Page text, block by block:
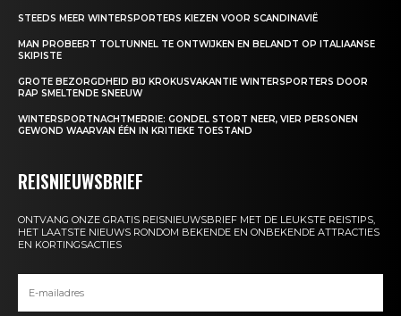
STEEDS MEER WINTERSPORTERS KIEZEN VOOR SCANDINAVIË
MAN PROBEERT TOLTUNNEL TE ONTWIJKEN EN BELANDT OP ITALIAANSE
SKIPISTE
GROTE BEZORGDHEID BIJ KROKUSVAKANTIE WINTERSPORTERS DOOR
RAP SMELTENDE SNEEUW
WINTERSPORTNACHTMERRIE: GONDEL STORT NEER, VIER PERSONEN
GEWOND WAARVAN ÉÉN IN KRITIEKE TOESTAND
REISNIEUWSBRIEF
ONTVANG ONZE GRATIS REISNIEUWSBRIEF MET DE LEUKSTE REISTIPS,
HET LAATSTE NIEUWS RONDOM BEKENDE EN ONBEKENDE ATTRACTIES
EN KORTINGSACTIES